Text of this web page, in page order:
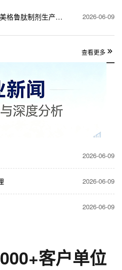
剂生产中的关键作用 2026-06-09
查看更多
2026-06-09
2026-06-09
2026-06-09
+客户单位